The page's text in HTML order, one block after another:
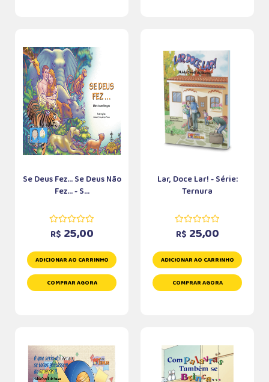
Se Deus Fez... Se Deus Não
Fez... - S...
R$ 25,00
ADICIONAR AO CARRINHO
COMPRAR AGORA
Lar, Doce Lar! - Série:
Ternura
R$ 25,00
ADICIONAR AO CARRINHO
COMPRAR AGORA